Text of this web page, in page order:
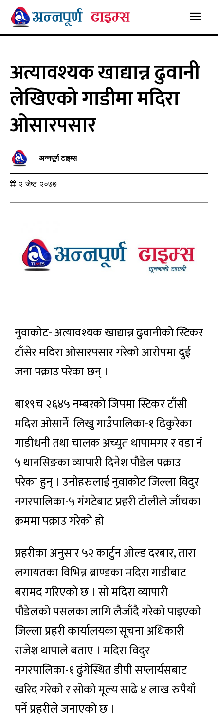
अत्यावश्यक खाद्यान्न ढुवानी
लेखिएको गाडीमा मदिरा
ओसारपसार
अन्नपूर्ण टाइम्स
२ जेष्ठ २०७७
नुवाकोट- अत्यावश्यक खाद्यान्न ढुवानीको स्टिकर
टाँसेर मदिरा ओसारपसार गरेको आरोपमा दुई
जना पक्राउ परेका छन् ।
बा१९च २६४५ नम्बरको जिपमा स्टिकर टाँसी
मदिरा ‌ओसार्ने लिखु गाउँपालिका-१ ढिकुरेका
गाडीधनी तथा चालक अच्युत थापामगर र वडा नं
५ थानसिङका व्यापारी दिनेश पौडेल पक्राउ
परेका हुन् । उनीहरुलाई नुवाकोट जिल्ला विदुर
नगरपालिका-५ गंगटेबाट प्रहरी टोलीले जाँचका
क्रममा पक्राउ गरेको हो ।
प्रहरीका अनुसार ५२ कार्टुन ओल्ड दरबार, तारा
लगायतका विभिन्न ब्राण्डका मदिरा गाडीबाट
बरामद गरिएको छ । सो मदिरा व्यापारी
पौडेलको पसलका लागि लैजाँदै गरेको पाइएको
जिल्ला प्रहरी कार्यालयका सूचना अधिकारी
राजेश थापाले बताए । मदिरा विदुर
नगरपालिका-१ ढुंगेस्थित डीपी सप्लार्यसबाट
खरिद गरेको र सोको मूल्य साढे ४ लाख रुपैयाँ
पर्ने प्रहरीले जनाएको छ ।